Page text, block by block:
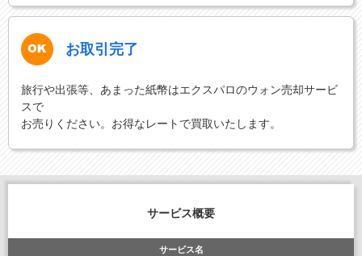
お取引完了
旅行や出張等、あまった紙幣はエクスパロのウォン売却サービ
スで
お売りください。お得なレートで買取いたします。
サービス概要
サービス名